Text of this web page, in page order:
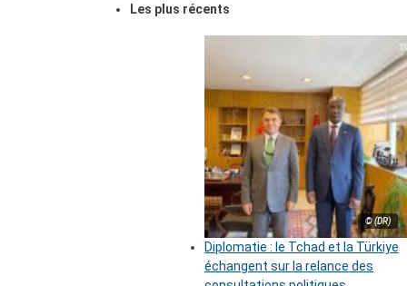
Les plus récents
© (DR)
Diplomatie : le Tchad et la Türkiye
échangent sur la relance des